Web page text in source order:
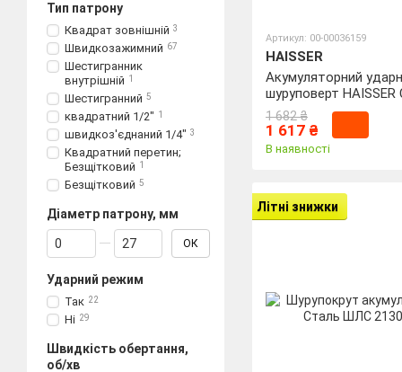
Артикул: 00-00036159
HAISSER
Акумуляторний
шуруповерт HAISSER
без АКБ
1 682 ₴
1 617 ₴
В наявності
Літні знижки
Тип патрону
Квадрат зовнішній 3
Швидкозажимний 67
Шестигранник
внутрішній 1
Шестигранний 5
квадратний 1/2" 1
швидкоз'єднаний 1/4" 3
Квадратний перетин;
Безщітковий 1
Безщітковий 5
Діаметр патрону, мм
Від Діаметр патрону, мм
До Діаметр патрону, ммОК
Ударний режим
Так 22
Ні 29
Швидкість обертання,
об/хв